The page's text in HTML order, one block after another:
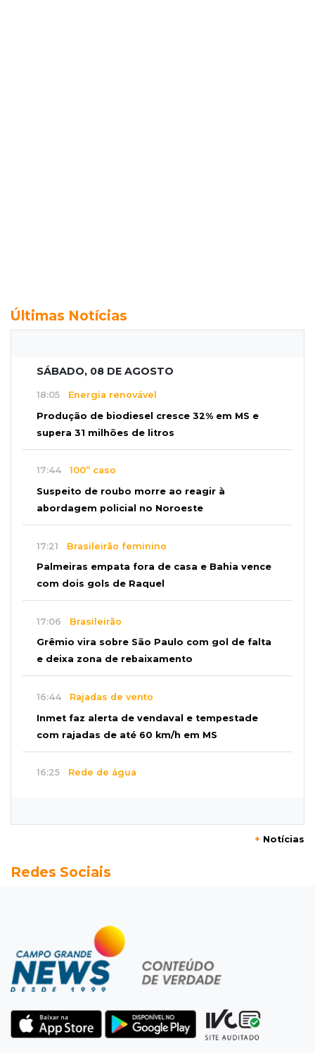
Últimas Notícias
SÁBADO, 08 DE AGOSTO
18:05 Energia renovável
Produção de biodiesel cresce 32% em MS e
supera 31 milhões de litros
17:44 100º caso
Suspeito de roubo morre ao reagir à
abordagem policial no Noroeste
17:21 Brasileirão feminino
Palmeiras empata fora de casa e Bahia vence
com dois gols de Raquel
17:06 Brasileirão
Grêmio vira sobre São Paulo com gol de falta
e deixa zona de rebaixamento
16:44 Rajadas de vento
Inmet faz alerta de vendaval e tempestade
com rajadas de até 60 km/h em MS
16:25 Rede de água
Há vagas: obras da UFN3 mantêm ciclo de
Comportamento
Odilon Wagner se encanta em visita ao
Bioparque Pantanal: “deslumbrante”
Visitante encontra túmulo violado e ossos
expostos no Cemitério Três Barras
+ Notícias
Redes Sociais